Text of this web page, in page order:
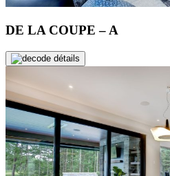
DE LA COUPE – A
de détails